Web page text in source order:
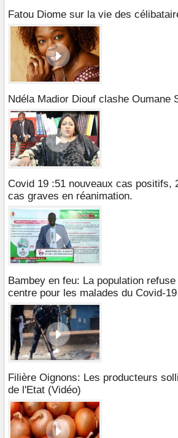
Fatou Diome sur la vie des
Ndéla Madior Diouf clashe Oumane
Covid 19 :51 nouveaux cas positifs,
cas graves en réanimation.
Bambey en feu: La population
centre pour les malades du Covid-19
Filière Oignons: Les producteurs
de l'Etat (Vidéo)